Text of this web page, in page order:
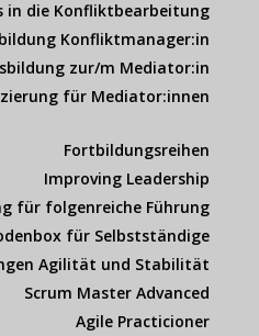
in die Konfliktbearbeitung
Konfliktmanager:in
zur/m Mediator:in
für Mediator:innen
Fortbildungsreihen
Improving Leadership
für folgenreiche Führung
für Selbstständige
Agilität und Stabilität
Scrum Master Advanced
Agile Practicioner